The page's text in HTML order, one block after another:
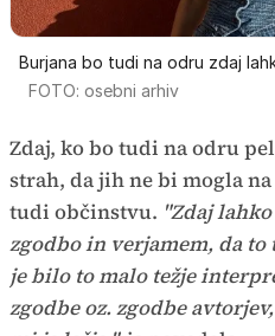
Burjana bo tudi na odru zdaj
FOTO: osebni arhiv
Zdaj, ko bo tudi na odru
strah, da jih ne bi mogla
tudi občinstvu. "Zdaj
zgodbo in verjamem, da
je bilo to malo težje
zgodbe oz. zgodbe